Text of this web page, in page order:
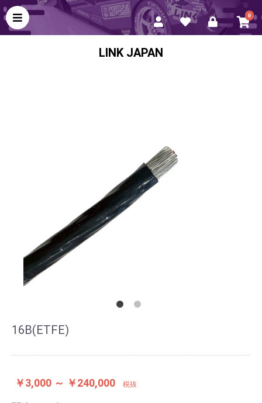
0
LINK JAPAN
16B(ETFE)
￥3,000 ～ ￥240,000 税抜